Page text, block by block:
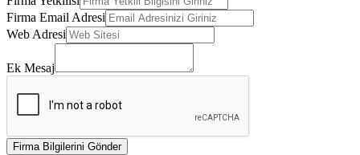
Firma Email Adresi
Web Adresi
Ek Mesaj
Firma Bilgilerini Gönder